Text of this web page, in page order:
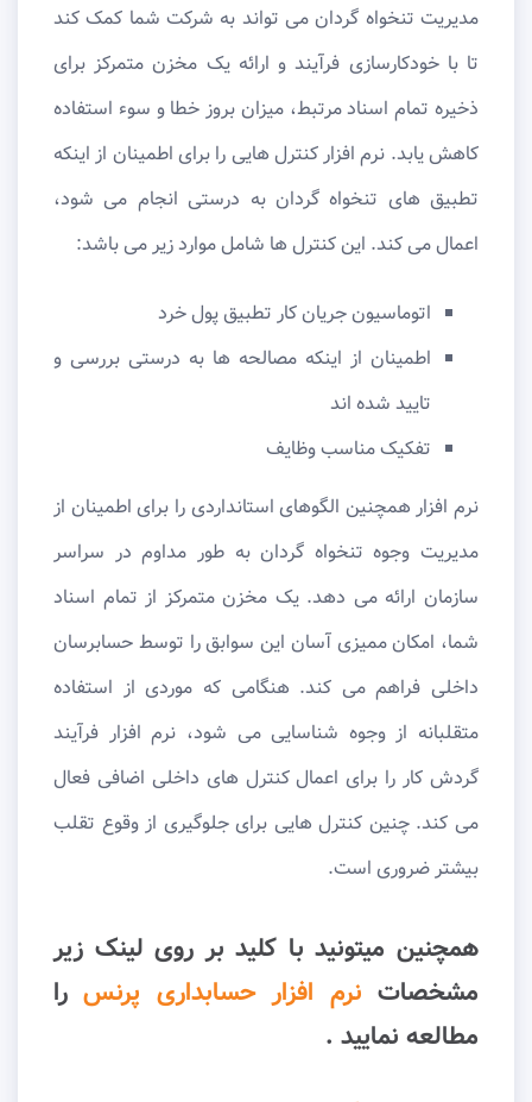
مدیریت تنخواه گردان می تواند به شرکت شما کمک کند
تا با خودکارسازی فرآیند و ارائه یک مخزن متمرکز برای
ذخیره تمام اسناد مرتبط، میزان بروز خطا و سوء استفاده
کاهش یابد. نرم افزار کنترل هایی را برای اطمینان از اینکه
تطبیق های تنخواه گردان به درستی انجام می شود،
اعمال می کند. این کنترل ها شامل موارد زیر می باشد:
اتوماسیون جریان کار تطبیق پول خرد
اطمینان از اینکه مصالحه ها به درستی بررسی و
تایید شده اند
تفکیک مناسب وظایف
نرم افزار همچنین الگوهای استانداردی را برای اطمینان از
مدیریت وجوه تنخواه گردان به طور مداوم در سراسر
سازمان ارائه می دهد. یک مخزن متمرکز از تمام اسناد
شما، امکان ممیزی آسان این سوابق را توسط حسابرسان
داخلی فراهم می کند. هنگامی که موردی از استفاده
متقلبانه از وجوه شناسایی می شود، نرم افزار فرآیند
گردش کار را برای اعمال کنترل های داخلی اضافی فعال
می کند. چنین کنترل هایی برای جلوگیری از وقوع تقلب
بیشتر ضروری است.
همچنین میتونید با کلید بر روی لینک زیر
مشخصات نرم افزار حسابداری پرنسرا
مطالعه نمایید .